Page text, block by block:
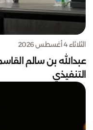
الثلاثاء 4 أغسطس 2026
عبدالله بن سالم
التنفيذي